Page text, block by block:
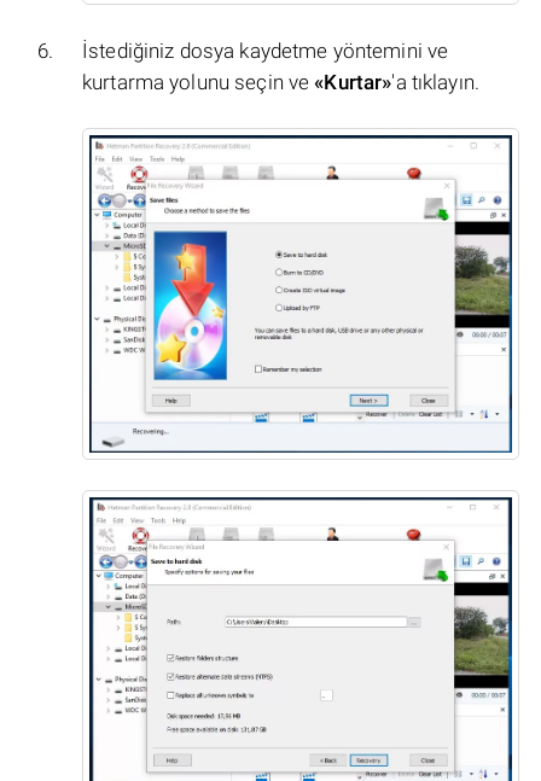
İstediğiniz dosya kaydetme yöntemini ve
kurtarma yolunu seçin ve«Kurtar»'a tıklayın.